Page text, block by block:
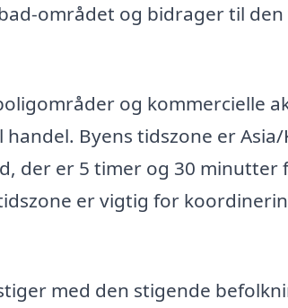
området og bidrager til den
og kommercielle
Byens tidszone er Asia/
der er 5 timer og 30 minutter
er vigtig for
med den stigende